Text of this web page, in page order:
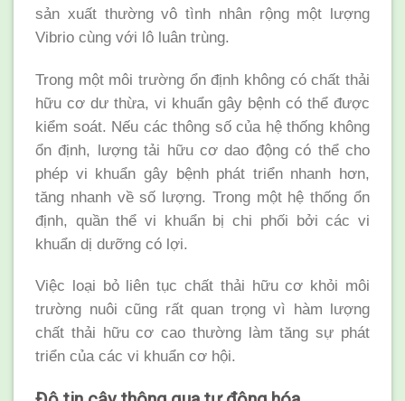
sản xuất thường vô tình nhân rộng một lượng
Vibrio cùng với lô luân trùng.
Trong một môi trường ổn định không có chất thải
hữu cơ dư thừa, vi khuẩn gây bệnh có thể được
kiểm soát. Nếu các thông số của hệ thống không
ổn định, lượng tải hữu cơ dao động có thể cho
phép vi khuẩn gây bệnh phát triển nhanh hơn,
tăng nhanh về số lượng. Trong một hệ thống ổn
định, quần thể vi khuẩn bị chi phối bởi các vi
khuẩn dị dưỡng có lợi.
Việc loại bỏ liên tục chất thải hữu cơ khỏi môi
trường nuôi cũng rất quan trọng vì hàm lượng
chất thải hữu cơ cao thường làm tăng sự phát
triển của các vi khuẩn cơ hội.